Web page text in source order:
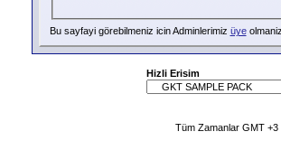
Bu sayfayi görebilmeniz icin Adminlerimiz üye
Hizli Erisim
Tüm Zamanlar GMT